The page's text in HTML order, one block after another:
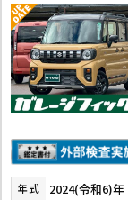
年式 2024(令和6)年